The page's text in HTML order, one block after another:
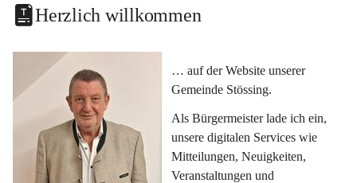
Herzlich willkommen
… auf der Website unserer
Gemeinde Stössing.
Als Bürgermeister lade ich ein,
unsere digitalen Services wie
Mitteilungen, Neuigkeiten,
Veranstaltungen und